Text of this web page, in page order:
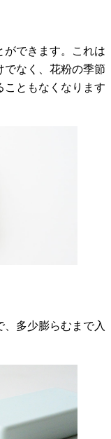
ができます。これは
でなく、花粉の季節
こともなくなります
多少膨らむまで入